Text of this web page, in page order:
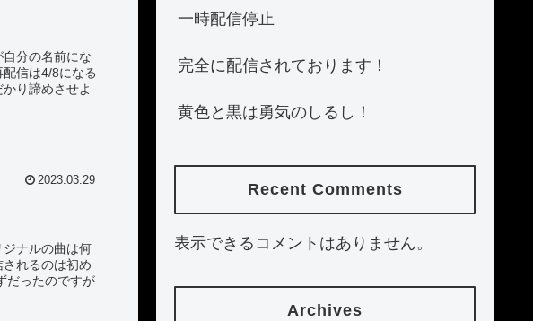
分の名前にな
信は4/8になる
り諦めさせよ
2023.03.29
ナルの曲は何
れるのは初め
だったのですが
一時配信停止
完全に配信されております！
黄色と黒は勇気のしるし！
Recent Comments
表示できるコメントはありません。
Archives